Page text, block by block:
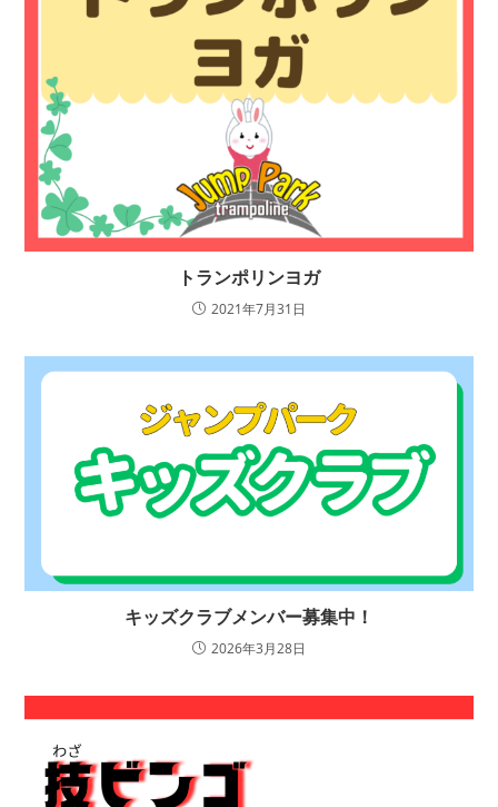
トランポリンヨガ
2021年7月31日
キッズクラブメンバー募集中！
2026年3月28日